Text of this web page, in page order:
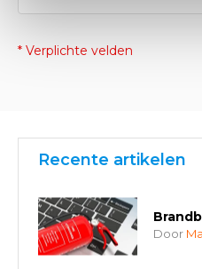
* Verplichte velden
Recente artikelen
Door